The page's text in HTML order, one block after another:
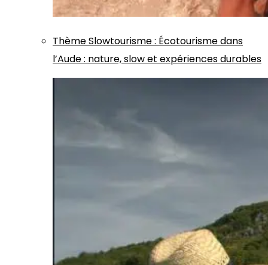
ThèmeSlowtourisme: Écotourisme dans
l’Aude : nature, slow et expériences durables